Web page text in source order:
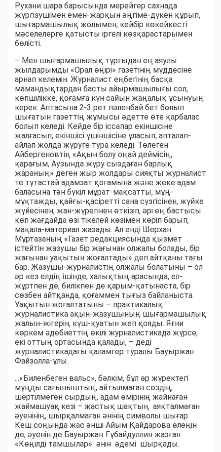
Рухани шара барысында мерейгер сахнада
жүргізушімен емен-жарқын әңгіме-дүкен құрып,
шығармашылық жолымен, кейбір көкейкесті
мәселелерге қатысты іргелі көзқарастарымен
бөлісті.
– Мен шығармашылық тұрғыдан ең аяулы
жылдарымды «Орал өңірі» газетінің мүддесіне
арнап келемін. Журналист еңбегінің басқа
мамандықтардан басты айырмашылығы сол,
көпшілікке, қоғамға күн сайын жаңалық ұсынуың
керек. Аптасына 2-3 рет пәленбай бет болып
шығатын газеттің жұмысы әдетте өте қарбалас
болып келеді. Кейде бір іссапар екіншісіне
жалғасып, екіншісі үшіншісіне ұласып, апталап-
айлап жолда жүруге тура келеді. Төлеген
Айбергеновтің «Ақын болу оңай деймісің,
қарағым, Аузында жүру сыздаған барлық
жараның» деген жыр жолдары сияқты журналист
те тұтастай адамзат қоғамына және жеке адам
баласына тән бүкіл мұрат-мақсатты, мұң-
мұқтажды, қайғы-қасіретті сана сүзгісінен, жүйке
жүйесінен, жан-жүрегінен өткізіп, әрі ең бастысы
көп жағдайда өзі тікелей көзімен көріп барып,
мақала-материал жазады. Ал енді Шерхан
Мұртазаның «Газет редакциясында қызмет
істейтін жазушы бір жағынан олжалы болады, бір
жағынан уақытын жоғалтады» деп айтқаны тағы
бар. Жазушы-журналистің олжалы болатыны – ол
әр кез елдің ішінде, халықтың арасында, ел-
жұртпен де, билікпен де қарым-қатынаста, бір
сөзбен айтқанда, қоғаммен тығыз байланыста.
Уақытын жоғалтатыны – практикалық
журналистика ақын-жазушының шығармашылық
жалын-жігерін, күш-қуатын жеп қояды. Яғни
көркем әдебиеттің өкілі журналистикада жүрсе,
екі оттың ортасында қалады, – деді
журналистикадағы қаламгер туралы Бауыржан
Файзолла-ұлы.
...«Биленбеген вальс», бәлкім, бұл әр жүректегі
мұңды сағыныштың, айтылмаған сөздің,
шертілмеген сырдың, адам өмірінің жайнаған
жаймашуақ кезі – жастық шақтың аяқталмаған
әуенінің, шырқалмаған әнінің символы шығар.
Кеш соңында жас әнші Айым Қайдарова өлеңін
де, әуенін де Бауыржан Ғұбайдуллин жазған
«Көңілді тамшылар» әнін әдемі шырқады.